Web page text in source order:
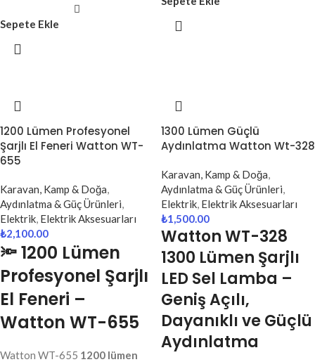
Sepete Ekle
1200 Lümen Profesyonel
Şarjlı El Feneri Watton WT-
655
Karavan, Kamp & Doğa,
Aydınlatma & Güç Ürünleri,
Elektrik, Elektrik Aksesuarları
₺2,100.00
🔦 1200 Lümen
Profesyonel Şarjlı
El Feneri –
Watton WT-655
Watton WT-655 1200 lümen
1300 Lümen Güçlü
Aydınlatma Watton Wt-328
Karavan, Kamp & Doğa,
Aydınlatma & Güç Ürünleri,
Elektrik, Elektrik Aksesuarları
₺1,500.00
Watton WT-328
1300 Lümen Şarjlı
LED Sel Lamba –
Geniş Açılı,
Dayanıklı ve Güçlü
Aydınlatma